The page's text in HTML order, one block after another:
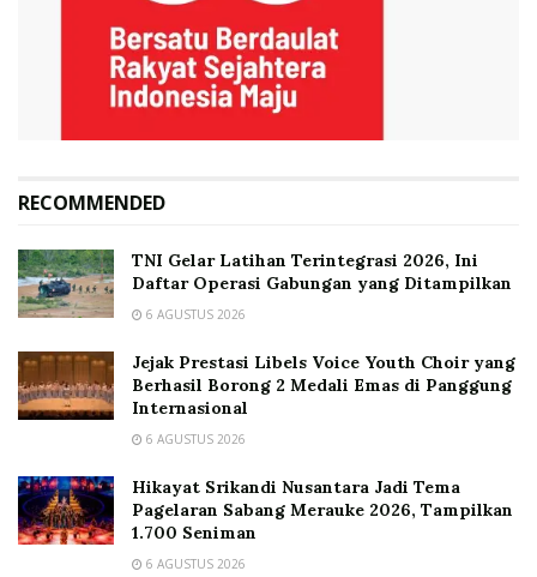
RECOMMENDED
TNI Gelar Latihan Terintegrasi 2026, Ini
Daftar Operasi Gabungan yang Ditampilkan
6 AGUSTUS 2026
Jejak Prestasi Libels Voice Youth Choir yang
Berhasil Borong 2 Medali Emas di Panggung
Internasional
6 AGUSTUS 2026
Hikayat Srikandi Nusantara Jadi Tema
Pagelaran Sabang Merauke 2026, Tampilkan
1.700 Seniman
6 AGUSTUS 2026